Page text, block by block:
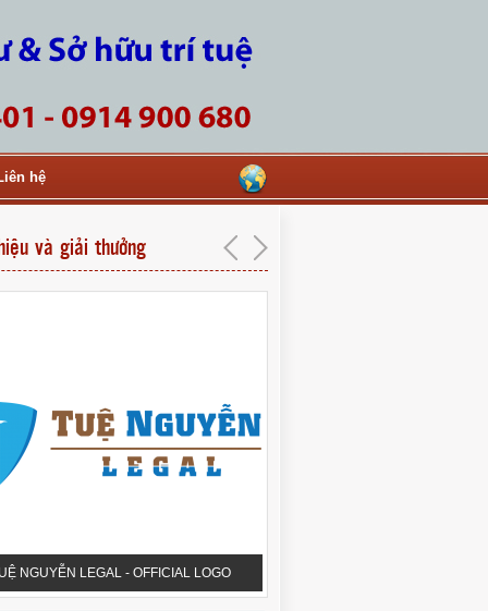
hệ
và giải thưởng
NGUYỄN LEGAL - OFFICIAL LOGO